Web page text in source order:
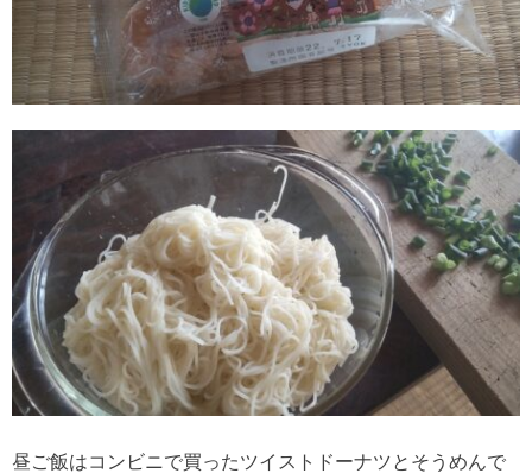
昼ご飯はコンビニで買ったツイストドーナツとそうめんで